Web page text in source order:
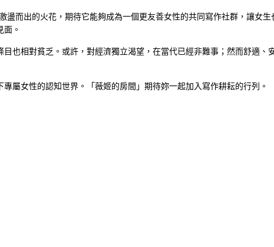
而出的火花，期待它能夠成為一個更友善女性的共同寫作社群，讓女
。
也相對貧乏。或許，對經濟獨立渴望，在當代已經非難事；然而舒適
屬女性的認知世界。「薇姬的房間」期待妳一起加入寫作耕耘的行列。